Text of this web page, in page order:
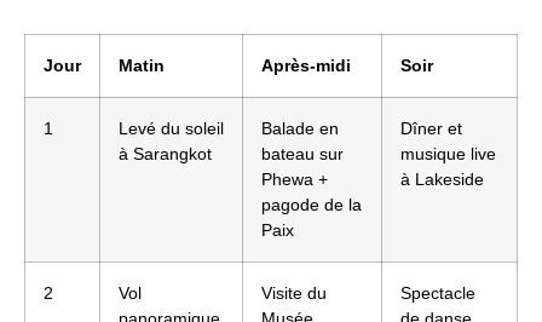
Jour Matin Après-midi Soir
1
Levé du soleil
à Sarangkot
Balade en
bateau sur
Phewa +
pagode de la
Paix
Dîner et
musique live
à Lakeside
2
Vol
Visite du
Spectacle